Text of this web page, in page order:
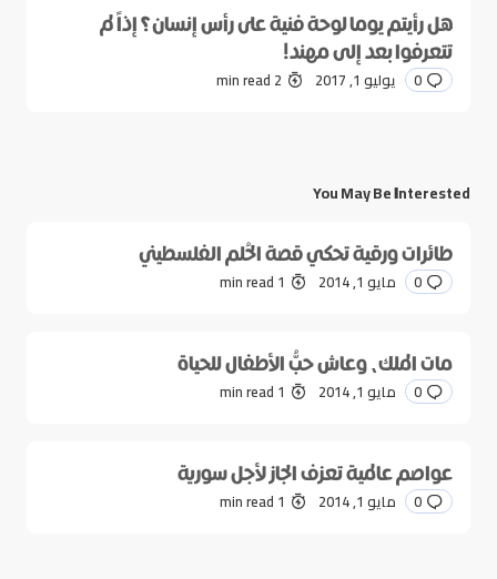
هل رأيتم يوما لوحة فنية على رأس إنسان؟ إذاً لم
تتعرفوا بعد إلى مهند!
0 يوليو 1, 2017 2 min read
You May Be Interested
طائرات ورقية تحكي قصة الحُلم الفلسطيني
0 مايو 1, 2014 1 min read
مات الملك، وعاش حبُّ الأطفال للحياة
0 مايو 1, 2014 1 min read
عواصم عالمية تعزف الجاز لأجل سورية
0 مايو 1, 2014 1 min read